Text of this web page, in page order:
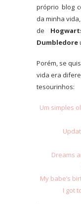
próprio blog
da minha
de
Dumbledore
Porém, se
vida era
tesourinhos:
Um simples
Dreams
My babe’s
I got